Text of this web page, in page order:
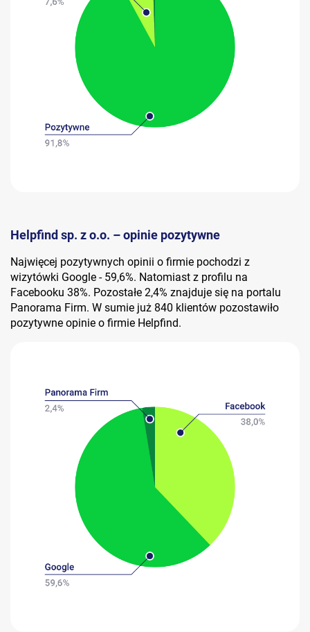
Helpfind sp. z o.o. – opinie pozytywne
Najwięcej pozytywnych opinii o firmie pochodzi z
wizytówki Google - 59,6%. Natomiast z profilu na
Facebooku 38%. Pozostałe 2,4% znajduje się na portalu
Panorama Firm. W sumie już 840 klientów pozostawiło
pozytywne opinie o firmie Helpfind.